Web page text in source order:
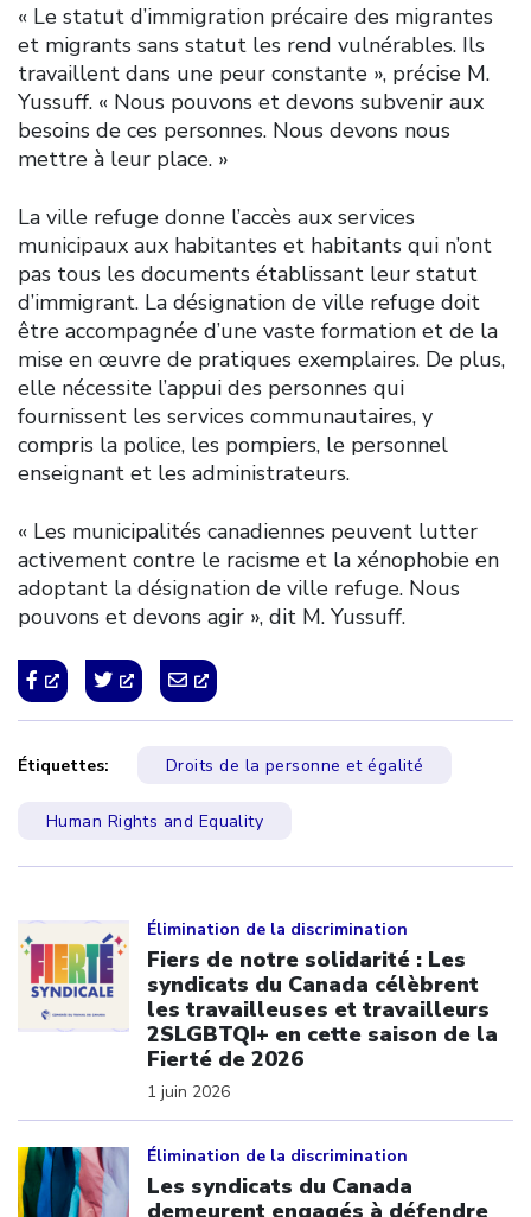
« Le statut d’immigration précaire des migrantes
et migrants sans statut les rend vulnérables. Ils
travaillent dans une peur constante », précise M.
Yussuff. « Nous pouvons et devons subvenir aux
besoins de ces personnes. Nous devons nous
mettre à leur place. »
La ville refuge donne l’accès aux services
municipaux aux habitantes et habitants qui n’ont
pas tous les documents établissant leur statut
d’immigrant. La désignation de ville refuge doit
être accompagnée d’une vaste formation et de la
mise en œuvre de pratiques exemplaires. De plus,
elle nécessite l’appui des personnes qui
fournissent les services communautaires, y
compris la police, les pompiers, le personnel
enseignant et les administrateurs.
« Les municipalités canadiennes peuvent lutter
activement contre le racisme et la xénophobie en
adoptant la désignation de ville refuge. Nous
pouvons et devons agir », dit M. Yussuff.
Étiquettes: Droits de la personne et égalité
Human Rights and Equality
Élimination de la discrimination
Fiers de notre solidarité : Les
syndicats du Canada célèbrent
les travailleuses et travailleurs
2SLGBTQI+ en cette saison de la
Fierté de 2026
1 juin 2026
Élimination de la discrimination
Les syndicats du Canada
demeurent engagés à défendre